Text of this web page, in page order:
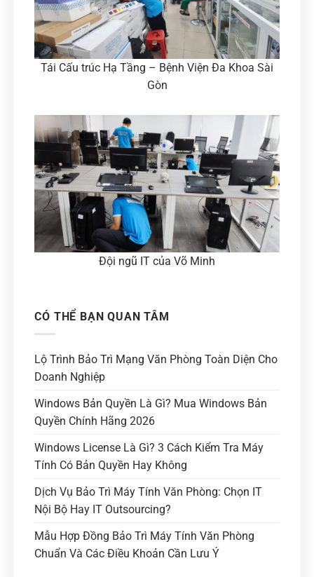
Tái Cấu trúc Hạ Tầng – Bệnh Viện Đa Khoa Sài
Gòn
Đội ngũ IT của Võ Minh
CÓ THỂ BẠN QUAN TÂM
Lộ Trình Bảo Trì Mạng Văn Phòng Toàn Diện Cho
Doanh Nghiệp
Windows Bản Quyền Là Gì? Mua Windows Bản
Quyền Chính Hãng 2026
Windows License Là Gì? 3 Cách Kiểm Tra Máy
Tính Có Bản Quyền Hay Không
Dịch Vụ Bảo Trì Máy Tính Văn Phòng: Chọn IT
Nội Bộ Hay IT Outsourcing?
Mẫu Hợp Đồng Bảo Trì Máy Tính Văn Phòng
Chuẩn Và Các Điều Khoản Cần Lưu Ý